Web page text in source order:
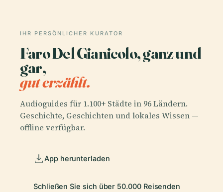
IHR PERSÖNLICHER KURATOR
Faro Del Gianicolo, ganz und
gar,
gut erzählt.
Audioguides für 1.100+ Städte in 96 Ländern.
Geschichte, Geschichten und lokales Wissen —
offline verfügbar.
App herunterladen
Schließen Sie sich über 50.000 Reisenden